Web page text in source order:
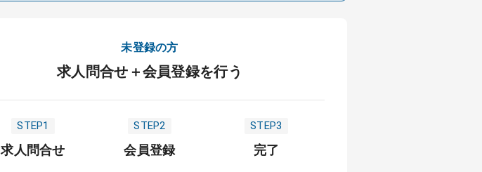
未登録の方
求人問合せ＋会員登録を行う
STEP1
求人問合せ
STEP2
会員登録
STEP3
完了